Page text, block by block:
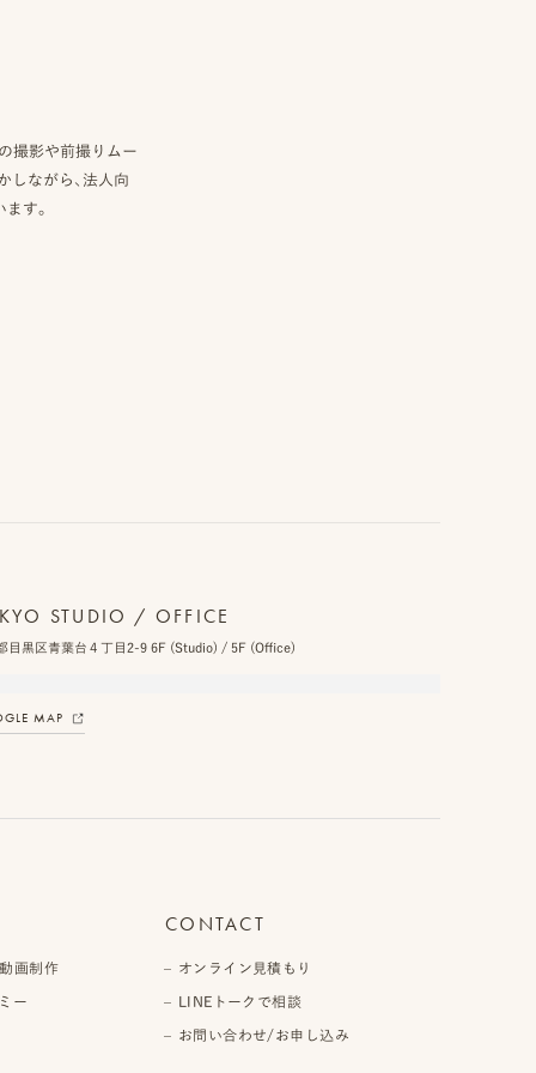
撮影や前撮りムー
しながら、法人向
す。
STUDIO / OFFICE
目黒区青葉台４丁目2-9 6F (Studio) / 5F (Office)
MAP
画制作
ー
CONTACT
オンライン見積もり
LINEトークで相談
お問い合わせ/お申し込み